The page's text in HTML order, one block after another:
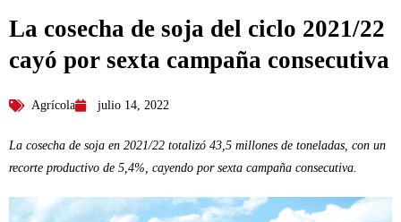
La cosecha de soja del ciclo 2021/22
cayó por sexta campaña consecutiva
Agrícola julio 14, 2022
La cosecha de soja en 2021/22 totalizó 43,5 millones de toneladas, con un
recorte productivo de 5,4%, cayendo por sexta campaña consecutiva.